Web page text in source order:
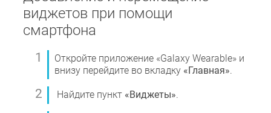
виджетов при помощи
смартфона
Откройте приложение «Galaxy Wearable» и
внизу перейдите во вкладку «Главная».
Найдите пункт «Виджеты».